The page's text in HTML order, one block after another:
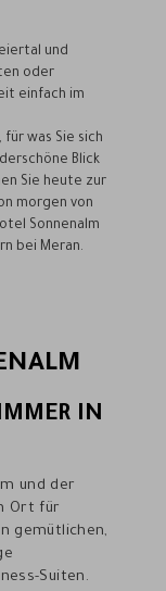
und
oder
einfach im
was Sie sich
Blick
Sie heute zur
morgen von
Sonnenalm
bei Meran.
IN
und der
Ort für
gemütlichen,
Suiten.